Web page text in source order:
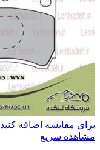
برای مقایسه اضافه کنید
مشاهده سریع